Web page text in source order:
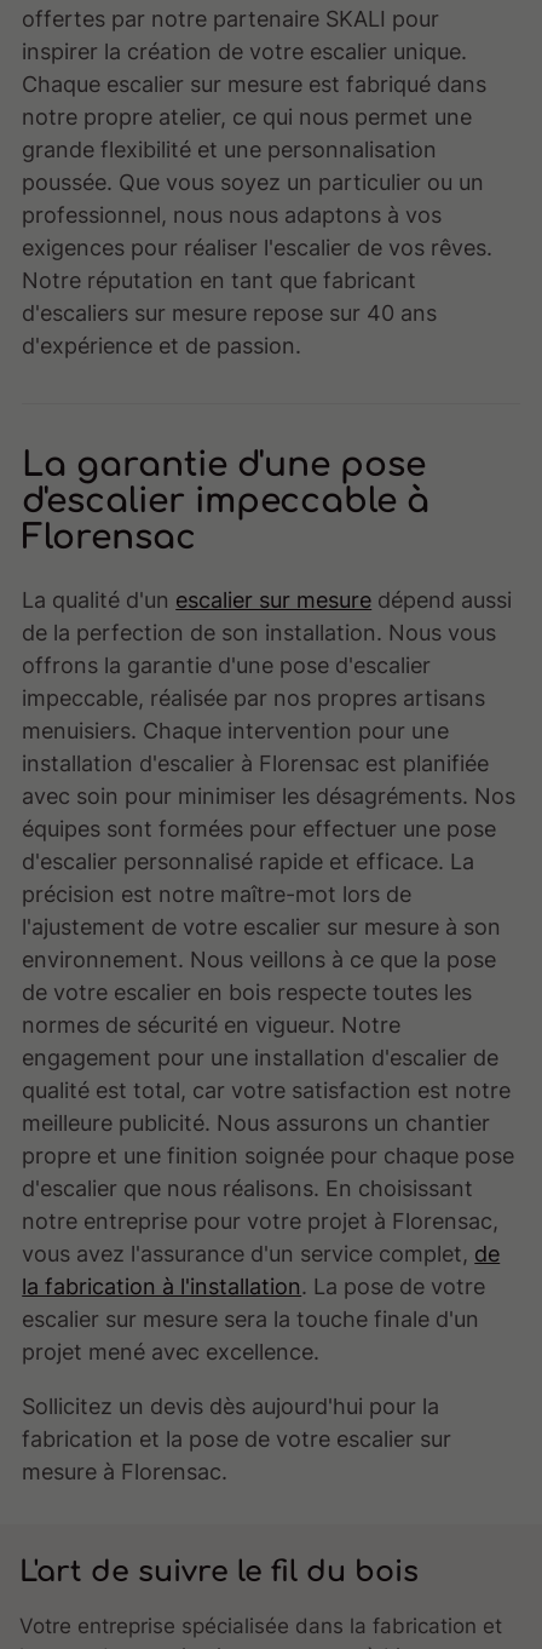
offertes par notre partenaire SKALI pour
inspirer la création de votre escalier unique.
Chaque escalier sur mesure est fabriqué dans
notre propre atelier, ce qui nous permet une
grande flexibilité et une personnalisation
poussée. Que vous soyez un particulier ou un
professionnel, nous nous adaptons à vos
exigences pour réaliser l'escalier de vos rêves.
Notre réputation en tant que fabricant
d'escaliers sur mesure repose sur 40 ans
d'expérience et de passion.
La garantie d'une pose
d'escalier impeccable à
Florensac
La qualité d'un escalier sur mesure dépend aussi
de la perfection de son installation. Nous vous
offrons la garantie d'une pose d'escalier
impeccable, réalisée par nos propres artisans
menuisiers. Chaque intervention pour une
installation d'escalier à Florensac est planifiée
avec soin pour minimiser les désagréments. Nos
équipes sont formées pour effectuer une pose
d'escalier personnalisé rapide et efficace. La
précision est notre maître-mot lors de
l'ajustement de votre escalier sur mesure à son
environnement. Nous veillons à ce que la pose
de votre escalier en bois respecte toutes les
normes de sécurité en vigueur. Notre
engagement pour une installation d'escalier de
qualité est total, car votre satisfaction est notre
meilleure publicité. Nous assurons un chantier
propre et une finition soignée pour chaque pose
d'escalier que nous réalisons. En choisissant
notre entreprise pour votre projet à Florensac,
vous avez l'assurance d'un service complet, de
la fabrication à l'installation. La pose de votre
escalier sur mesure sera la touche finale d'un
projet mené avec excellence.
Sollicitez un devis dès aujourd'hui pour la
fabrication et la pose de votre escalier sur
mesure à Florensac.
L'art de suivre le fil du bois
Votre entreprise spécialisée dans la fabrication et